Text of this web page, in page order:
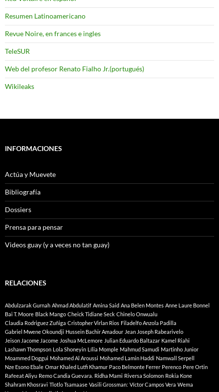
Resumen Latinoamericano
Revue Noire, en frances e ingles
TeleSUR
Web del profesor Renato Fialho Jr.(portugués)
Wikileaks
INFORMACIONES
Actúa y Muevete
Bibliografía
Dossiers
Prensa para pensar
Videos guay (y a veces no tan guay)
RELACIONES
Abdulzarak Gurnah Ahmad Abdulatif Amina Said Ana Belen Montes Anne Laure Bonnel
Bai T. Moore Black Mango Cheick Tidiane Seck Chinelo Onwualu
Claudia Rodriguez Zuñiga Cristopher Virlan Rios Filadelfo Anzola Padilla
Gabriel Mwene Okoundji Hussein Bachir Amadour Jean Joseph Rabearivelo
Jeison Jacome Jacome Joshua McLemore Julian Eduardo Baltazar Kamel Riahi
Lashawn Thompson Lola Shoneyin Lília Momple Mahmud Samudi Martinho Junior
Moammed Doggui Mohamed Al Aroussi Mohamed Lamin Haddi Namwall Serpell
Nze Esono Ebale Omar Khaled Lutfi Khamur Paco Belmonte Ferrer Perenco Pere Ortin
Rafeeat Aliyu Remo Candia Guevara. Ridha Mami Riversa Solomon Rokia Kone
Shahram Khosravi Tlotlo Tsamaase Vasili Grossman: Víctor Campos Vera Wema